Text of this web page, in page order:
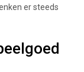
er steeds